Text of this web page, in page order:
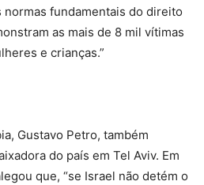
normas fundamentais do direito
as mais de 8 mil vítimas
e crianças.”
Gustavo Petro, também
do país em Tel Aviv. Em
que, “se Israel não detém o